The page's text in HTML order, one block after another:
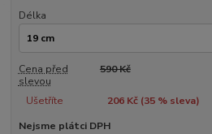
Délka
Cena před
slevou
590 Kč
Ušetříte 206 Kč (35% sleva)
Nejsme plátci DPH